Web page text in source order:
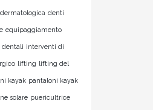
denti
equipaggiamento
dentali interventi di
lifting lifting del
kayak pantaloni kayak
solare puericultrice